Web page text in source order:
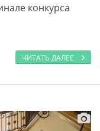
конкурса
ЧИТАТЬ ДАЛЕЕ